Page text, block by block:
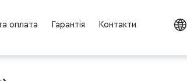
оплата Гарантія Контакти